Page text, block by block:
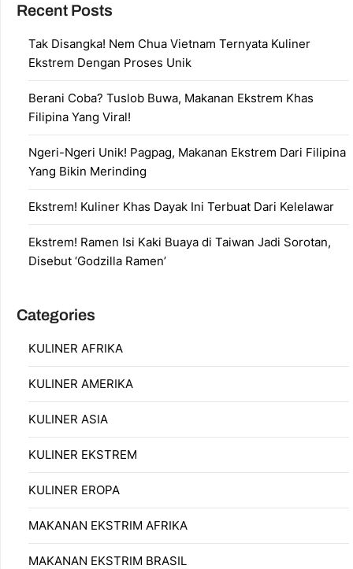
Recent Posts
Tak Disangka! Nem Chua Vietnam Ternyata Kuliner
Ekstrem Dengan Proses Unik
Berani Coba? Tuslob Buwa, Makanan Ekstrem Khas
Filipina Yang Viral!
Ngeri-Ngeri Unik! Pagpag, Makanan Ekstrem Dari Filipina
Yang Bikin Merinding
Ekstrem! Kuliner Khas Dayak Ini Terbuat Dari Kelelawar
Ekstrem! Ramen Isi Kaki Buaya di Taiwan Jadi Sorotan,
Disebut ‘Godzilla Ramen’
Categories
KULINER AFRIKA
KULINER AMERIKA
KULINER ASIA
KULINER EKSTREM
KULINER EROPA
MAKANAN EKSTRIM AFRIKA
MAKANAN EKSTRIM BRASIL